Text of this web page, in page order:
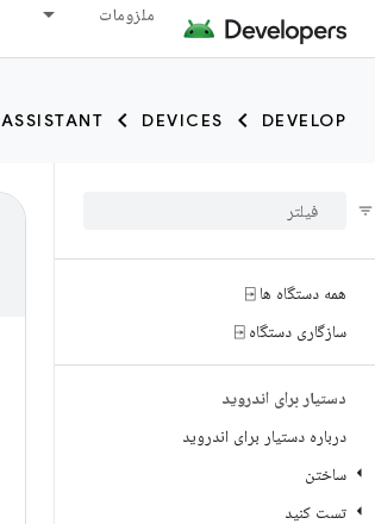
ملزومات
DEVELOP
DEVICES
ASSISTANT
همه دستگاه ها ⍈
سازگاری دستگاه ⍈
دستیار برای اندروید
درباره دستیار برای اندروید
ساختن
تست کنید